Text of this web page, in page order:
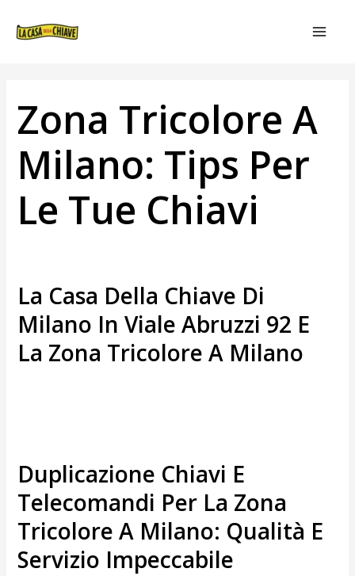
Zona Tricolore A
Milano: Tips Per
Le Tue Chiavi
La Casa Della Chiave Di
Milano In Viale Abruzzi 92 E
La Zona Tricolore A Milano
Duplicazione Chiavi E
Telecomandi Per La Zona
Tricolore A Milano: Qualità E
Servizio Impeccabile
ARTICOLI